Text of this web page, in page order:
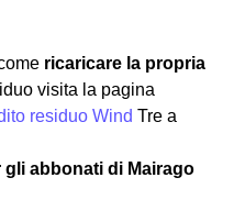
ricaricare la propria
visita la pagina
residuo Wind Tre a
abbonati di Mairago